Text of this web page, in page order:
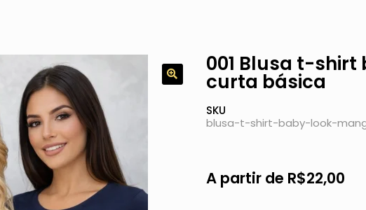
001 Blusa t-
curta básica
SKU
blusa-t-shirt-baby-look-
A partir de R$22,00